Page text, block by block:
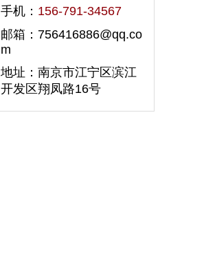
手机： 156-791-34567
邮箱：756416886@qq.co
m
地址：南京市江宁区滨江
开发区翔凤路16号